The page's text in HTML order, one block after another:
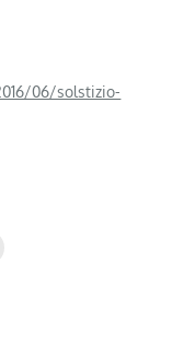
06/solstizio-